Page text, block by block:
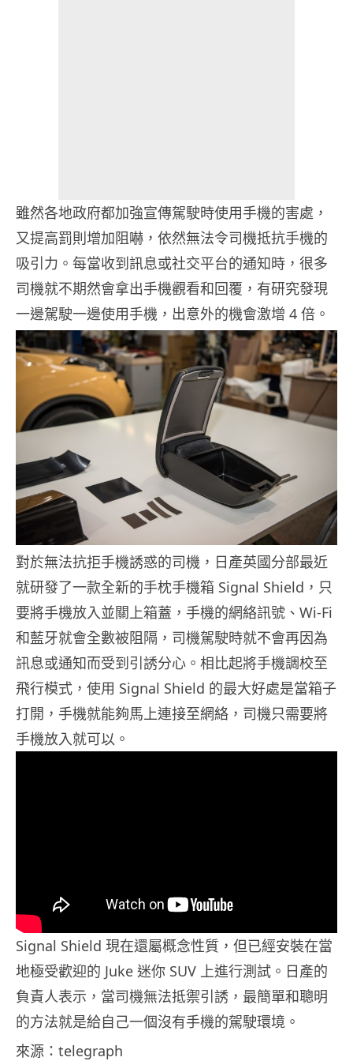
雖然各地政府都加強宣傳駕駛時使用手機的害處，
又提高罰則增加阻嚇，依然無法令司機抵抗手機的
吸引力。每當收到訊息或社交平台的通知時，很多
司機就不期然會拿出手機觀看和回覆，有研究發現
一邊駕駛一邊使用手機，出意外的機會激增 4 倍。
對於無法抗拒手機誘惑的司機，日產英國分部最近
就研發了一款全新的手枕手機箱 Signal Shield，只
要將手機放入並關上箱蓋，手機的網絡訊號、Wi-Fi
和藍牙就會全數被阻隔，司機駕駛時就不會再因為
訊息或通知而受到引誘分心。相比起將手機調校至
飛行模式，使用 Signal Shield 的最大好處是當箱子
打開，手機就能夠馬上連接至網絡，司機只需要將
手機放入就可以。
Signal Shield 現在還屬概念性質，但已經安裝在當
地極受歡迎的 Juke 迷你 SUV 上進行測試。日產的
負責人表示，當司機無法抵禦引誘，最簡單和聰明
的方法就是給自己一個沒有手機的駕駛環境。
來源：telegraph